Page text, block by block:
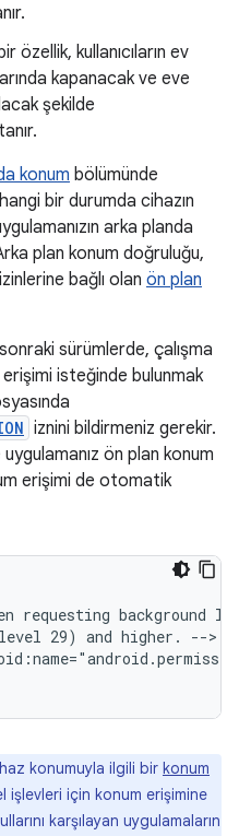
özellik, kullanıcıların ev
kapanacak ve eve
şekilde
konum bölümünde
bir durumda cihazın
arka planda
plan konum doğruluğu,
bağlı olan ön plan
sürümlerde, çalışma
isteğinde bulunmak
iznini bildirmeniz gerekir.
ön plan konum
erişimi de otomatik
requesting background
level 29) and higher.
konumuyla ilgili bir konum
işlevleri için konum erişimine
karşılayan uygulamaların